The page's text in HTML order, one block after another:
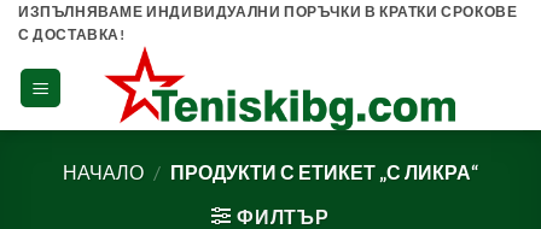
Skip
content
ИЗПЪЛНЯВАМЕ ИНДИВИДУАЛНИ ПОРЪЧКИ В КРАТКИ СРОКОВЕ
С ДОСТАВКА!
НАЧАЛО / ПРОДУКТИ С ЕТИКЕТ „С ЛИКРА“
ФИЛТЪР